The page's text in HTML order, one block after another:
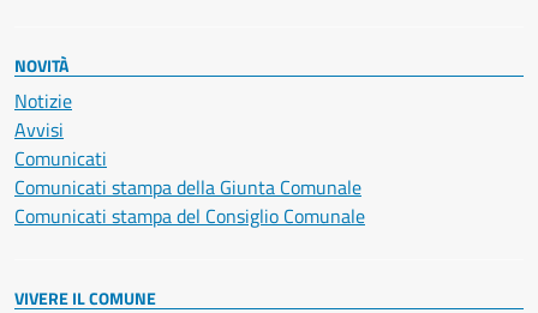
NOVITÀ
Notizie
Avvisi
Comunicati
Comunicati stampa della Giunta Comunale
Comunicati stampa del Consiglio Comunale
VIVERE IL COMUNE